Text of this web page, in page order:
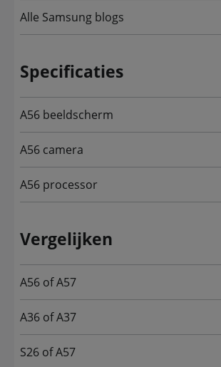
Alle Samsung blogs
Specificaties
A56 beeldscherm
A56 camera
A56 processor
Vergelijken
A56 of A57
A36 of A37
S26 of A57